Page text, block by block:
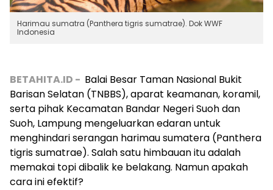
Harimau sumatra (Panthera tigris sumatrae). Dok WWF
Indonesia
BETAHITA.ID - Balai Besar Taman Nasional Bukit
Barisan Selatan (TNBBS), aparat keamanan, koramil,
serta pihak Kecamatan Bandar Negeri Suoh dan
Suoh, Lampung mengeluarkan edaran untuk
menghindari serangan harimau sumatera (Panthera
tigris sumatrae). Salah satu himbauan itu adalah
memakai topi dibalik ke belakang. Namun apakah
cara ini efektif?